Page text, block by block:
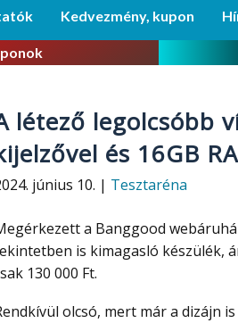
Kedvezmény, kupon
létező legolcsóbb
és 16GB
június 10. | Tesztaréna
a Banggood
is kimagasló készülék,
130 000 Ft.
magas szintű